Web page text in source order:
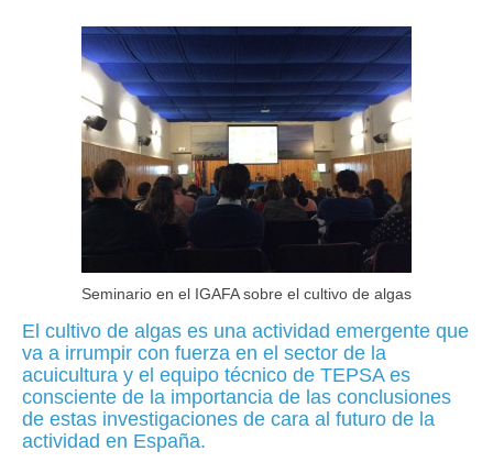
Seminario en el IGAFA sobre el cultivo de algas
El cultivo de algas es una actividad emergente que
va a irrumpir con fuerza en el sector de la
acuicultura y el equipo técnico de TEPSA es
consciente de la importancia de las conclusiones
de estas investigaciones de cara al futuro de la
actividad en España.